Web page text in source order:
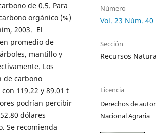
de 0.5. Para
orgánico (%)
2003. El
promedio de
mantillo y
Los
de carbono
119.22 y 89.01 t
podrían percibir
dólares
Se recomienda
Número
Vol. 23 Núm. 40
Sección
Recursos
Licencia
Derechos de
Nacional Agraria